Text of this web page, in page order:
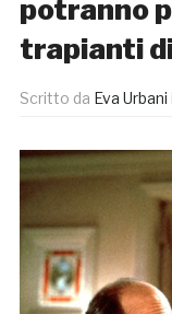
potranno
trapianti
Scritto da Eva Urbani